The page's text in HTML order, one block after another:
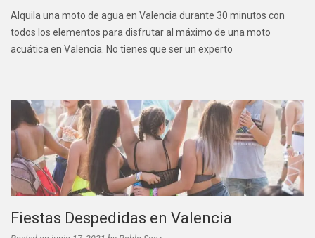
Alquila una moto de agua en Valencia durante 30 minutos con
todos los elementos para disfrutar al máximo de una moto
acuática en Valencia. No tienes que ser un experto
Fiestas Despedidas en Valencia